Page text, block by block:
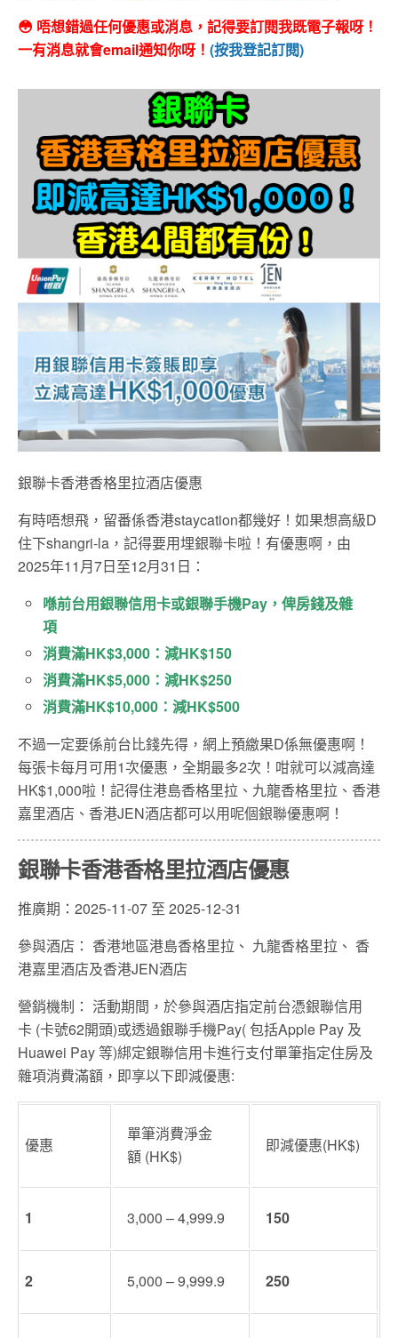
😳 唔想錯過任何優惠或消息，記得要訂閱我既電子報呀！
一有消息就會email通知你呀！ (按我登記訂閱)
銀聯卡香港香格里拉酒店優惠
有時唔想飛，留番係香港staycation都幾好！如果想高級D
住下shangri-la，記得要用埋銀聯卡啦！有優惠啊，由
2025年11月7日至12月31日：
喺前台用銀聯信用卡或銀聯手機Pay，俾房錢及雜
項
消費滿HK$3,000：減HK$150
消費滿HK$5,000：減HK$250
消費滿HK$10,000：減HK$500
不過一定要係前台比錢先得，網上預繳果D係無優惠啊！
每張卡每月可用1次優惠，全期最多2次！咁就可以減高達
HK$1,000啦！記得住港島香格里拉、九龍香格里拉、香港
嘉里酒店、 香港JEN酒店都可以用呢個銀聯優惠啊！
銀聯卡香港香格里拉酒店優惠
推廣期：2025-11-07 至 2025-12-31
參與酒店： 香港地區港島香格里拉、 九龍香格里拉、 香
港嘉里酒店及香港JEN酒店
營銷機制： 活動期間，於參與酒店指定前台憑銀聯信用
卡 (卡號62開頭)或透過銀聯手機Pay(包括Apple Pay 及
Huawei Pay 等)綁定銀聯信用卡進行支付單筆指定住房及
雜項消費滿額 ， 即享以下即減優惠:
優惠
單筆消費淨金
額 (HK$)
即減優惠(HK$)
1 3,000 – 4,999.9 150
2 5,000 – 9,999.9 250